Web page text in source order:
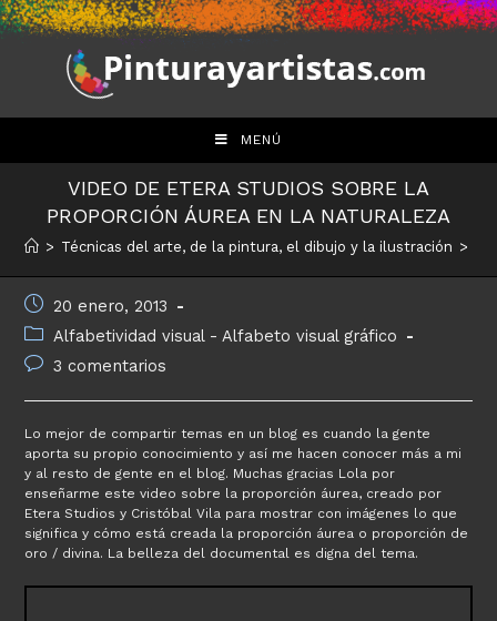
Saltar
al
contenido
MENÚ
VIDEO DE ETERA STUDIOS SOBRE LA
PROPORCIÓN ÁUREA EN LA NATURALEZA
> Técnicas del arte, de la pintura, el dibujo y la ilustración >
Publicación
de
entrada:
20 enero, 2013
Categoría
de
entrada:
Alfabetividad visual - Alfabeto visual gráfico
Comentarios
entrada:
3 comentarios
Lo mejor de compartir temas en un blog es cuando la gente
aporta su propio conocimiento y así me hacen conocer más a mi
y al resto de gente en el blog. Muchas gracias Lola por
enseñarme este video sobre la proporción áurea, creado por
Etera Studios y Cristóbal Vila para mostrar con imágenes lo que
significa y cómo está creada la proporción áurea o proporción de
oro / divina. La belleza del documental es digna del tema.